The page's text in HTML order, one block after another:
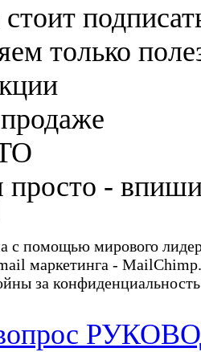
только
просто -
с помощью мирового
маркетинга - MailChimp.
за
вопрос